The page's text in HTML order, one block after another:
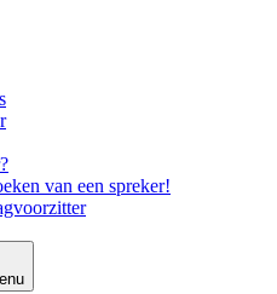
van een spreker!